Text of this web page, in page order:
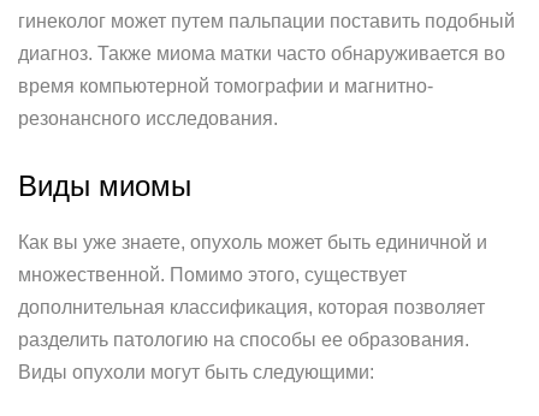
гинеколог может путем пальпации поставить подобный
диагноз. Также миома матки часто обнаруживается во
время компьютерной томографии и магнитно-
резонансного исследования.
Виды миомы
Как вы уже знаете, опухоль может быть единичной и
множественной. Помимо этого, существует
дополнительная классификация, которая позволяет
разделить патологию на способы ее образования.
Виды опухоли могут быть следующими: